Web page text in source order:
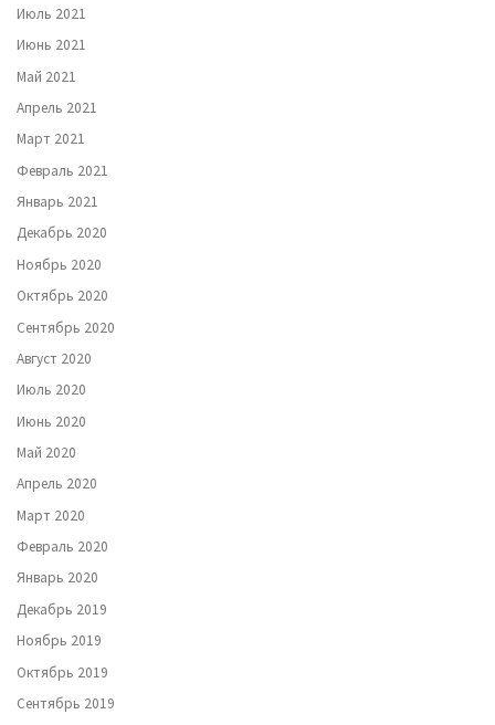
Июль 2021
Июнь 2021
Май 2021
Апрель 2021
Март 2021
Февраль 2021
Январь 2021
Декабрь 2020
Ноябрь 2020
Октябрь 2020
Сентябрь 2020
Август 2020
Июль 2020
Июнь 2020
Май 2020
Апрель 2020
Март 2020
Февраль 2020
Январь 2020
Декабрь 2019
Ноябрь 2019
Октябрь 2019
Сентябрь 2019